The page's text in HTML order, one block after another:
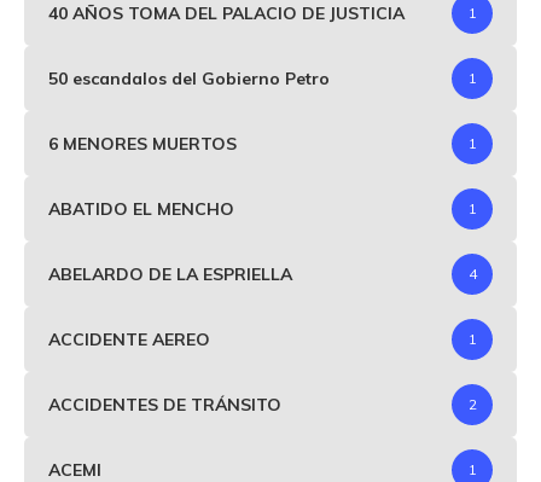
40 AÑOS TOMA DEL PALACIO DE JUSTICIA 1
50 escandalos del Gobierno Petro 1
6 MENORES MUERTOS 1
ABATIDO EL MENCHO 1
ABELARDO DE LA ESPRIELLA 4
ACCIDENTE AEREO 1
ACCIDENTES DE TRÁNSITO 2
ACEMI 1